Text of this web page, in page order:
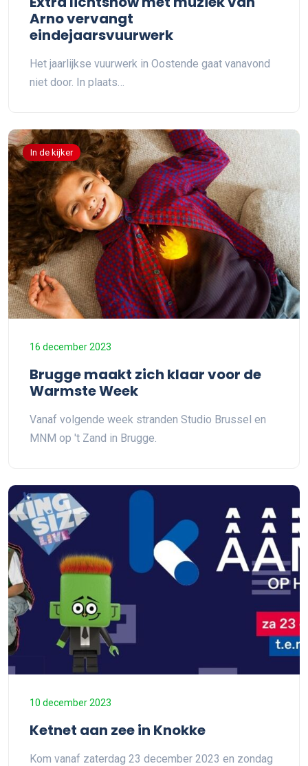
Arno vervangt
eindejaarsvuurwerk
Het jaarlijkse vuurwerk in Oostende gaat vanavond
niet door. In plaats…
In de kijker
16 december 2023
Brugge maakt zich klaar voor de
Warmste Week
Vanaf volgende week stranden Studio Brussel en
MNM op 't Zand in Brugge.
10 december 2023
Ketnet aan zee in Knokke
Kom vanaf zaterdag 23 december 2023 en zondag